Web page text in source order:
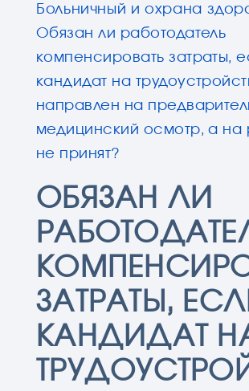
Больничный и охрана
Обязан ли работодатель
компенсировать затраты,
кандидат на
направлен на
медицинский осмотр, а на
не принят?
ОБЯЗАН ЛИ
ЗАТРАТЫ,
КАНДИДАТ